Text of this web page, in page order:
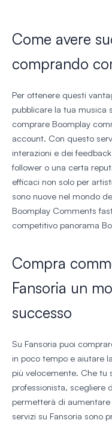
Come avere
comprando
Per ottenere questi
pubblicare la tua musica
comprare Boomplay
account. Con questo
interazioni e dei
follower o una certa
efficaci non solo per
sono nuove nel mondo
Boomplay Comments
competitivo panorama
Compra
Fansoria un
successo
Su Fansoria puoi
in poco tempo e aiutare
più velocemente. Che tu
professionista, scegliere
permetterà di
servizi su Fansoria sono